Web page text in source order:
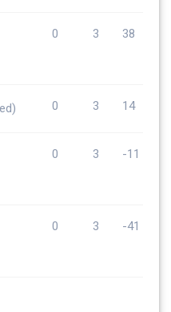
0 3 38
0 3 14
0 3 -11
0 3 -41